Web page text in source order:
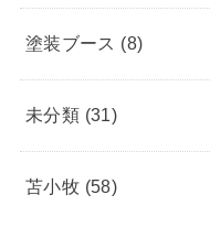
塗装ブース (8)
未分類 (31)
苫小牧 (58)